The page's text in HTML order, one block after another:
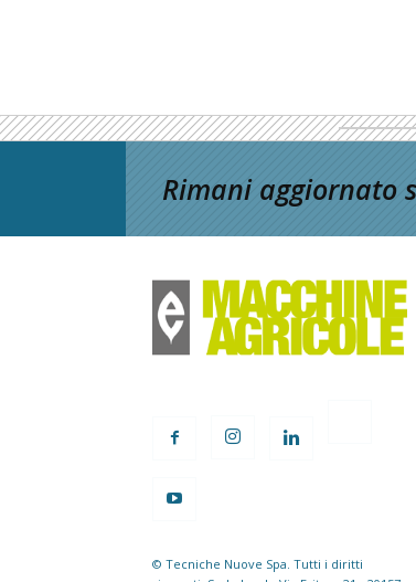
Rimani aggiornato
© Tecniche Nuove Spa. Tutti i diritti